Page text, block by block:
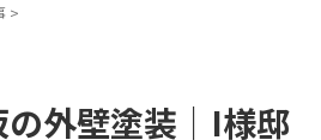
横須賀市ハイランド
>
外壁塗装｜I様邸